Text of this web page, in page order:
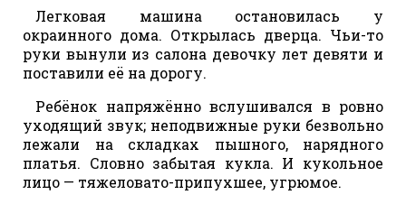
Легковая машина остановилась у
окраинного дома. Открылась дверца. Чьи-то
руки вынули из салона девочку лет девяти и
поставили её на дорогу.
Ребёнок напряжённо вслушивался в ровно
уходящий звук; неподвижные руки безвольно
лежали на складках пышного, нарядного
платья. Словно забытая кукла. И кукольное
лицо — тяжеловато-припухшее, угрюмое.